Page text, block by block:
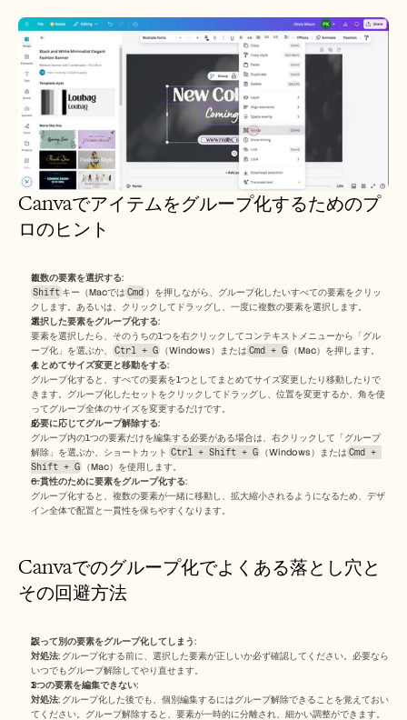
Canvaでアイテムをグループ化するためのプ
ロのヒント
複数の要素を選択する:
Shift キー（Macでは Cmd ）を押しながら、グループ化したいすべての要素をクリッ
クします。あるいは、クリックしてドラッグし、一度に複数の要素を選択します。
選択した要素をグループ化する:
要素を選択したら、そのうちの1つを右クリックしてコンテキストメニューから「グル
ープ化」を選ぶか、
Ctrl + G （Windows）または Cmd + G
（Mac）を押します。
まとめてサイズ変更と移動をする:
グループ化すると、すべての要素を1つとしてまとめてサイズ変更したり移動したりで
きます。グループ化したセットをクリックしてドラッグし、位置を変更するか、角を使
ってグループ全体のサイズを変更するだけです。
必要に応じてグループ解除する:
グループ内の1つの要素だけを編集する必要がある場合は、右クリックして「グループ
解除」を選ぶか、ショートカット Ctrl + Shift + G （Windows）または Cmd +
Shift + G
（Mac）を使用します。
一貫性のために要素をグループ化する:
グループ化すると、複数の要素が一緒に移動し、拡大縮小されるようになるため、デザ
イン全体で配置と一貫性を保ちやすくなります。
Canvaでのグループ化でよくある落とし穴と
その回避方法
誤って別の要素をグループ化してしまう:
対処法: グループ化する前に、選択した要素が正しいか必ず確認してください。必要なら
いつでもグループ解除してやり直せます。
1つの要素を編集できない:
対処法: グループ化した後でも、個別編集するにはグループ解除できることを覚えておい
てください。グループ解除すると、要素が一時的に分離され、細かい調整ができます。